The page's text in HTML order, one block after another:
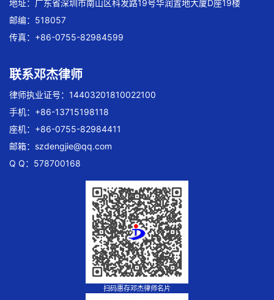
地址：广东省深圳市南山区科发路19号华润置地大厦D座19楼
邮编：518057
传真：+86-0755-82984599
联系邓杰律师
律师执业证号：14403201810022100
手机：+86-13715198118
座机：+86-0755-82984411
邮箱： szdengjie@qq.com
Q Q：578700168
扫码惠存邓杰律师名片